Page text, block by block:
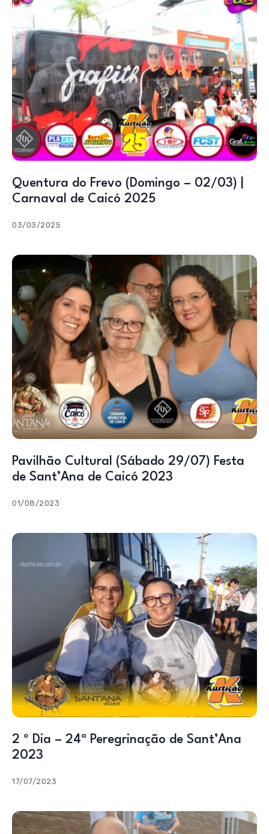
Quentura do Frevo (Domingo – 02/03) |
Carnaval de Caicó 2025
03/03/2025
Pavilhão Cultural (Sábado 29/07) Festa
de Sant’Ana de Caicó 2023
01/08/2023
2 º Dia – 24ª Peregrinação de Sant’Ana
2023
17/07/2023